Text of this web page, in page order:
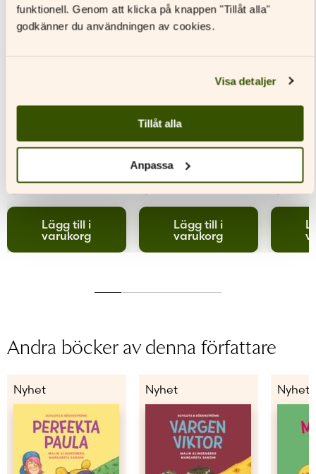
funktionell. Genom att klicka på knappen "Tillåt alla"
godkänner du användningen av cookies.
Visa detaljer
Tillåt alla
Anpassa
Margareta Sandin
9,90€ 16,00€
Lägg till i
varukorg
Malin Klingenberg,
Kevins lag
9,90€ 16,00€
Lägg till i
varukorg
9,90€
Andra böcker av denna författare
Nyhet Nyhet Nyhet